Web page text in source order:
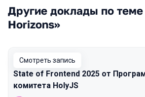
Другие доклады по
Horizons»
Смотреть запись
State of Frontend 2025 от
комитета HolyJS